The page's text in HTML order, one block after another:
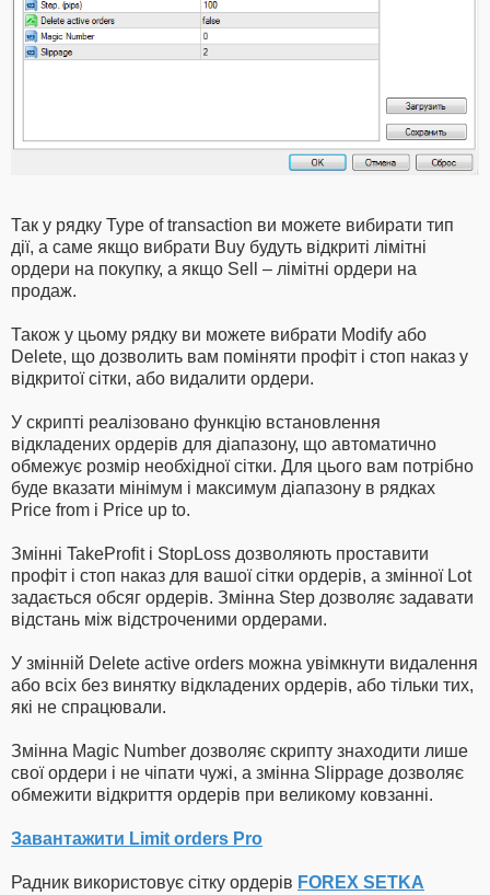
Так у рядку Type of transaction ви можете вибирати тип
дії, а саме якщо вибрати Buy будуть відкриті лімітні
ордери на покупку, а якщо Sell – лімітні ордери на
продаж.
Також у цьому рядку ви можете вибрати Modify або
Delete, що дозволить вам поміняти профіт і стоп наказ у
відкритої сітки, або видалити ордери.
У скрипті реалізовано функцію встановлення
відкладених ордерів для діапазону, що автоматично
обмежує розмір необхідної сітки. Для цього вам потрібно
буде вказати мінімум і максимум діапазону в рядках
Price from і Price up to.
Змінні TakeProfit і StopLoss дозволяють проставити
профіт і стоп наказ для вашої сітки ордерів, а змінної Lot
задається обсяг ордерів. Змінна Step дозволяє задавати
відстань між відстроченими ордерами.
У змінній Delete active orders можна увімкнути видалення
або всіх без винятку відкладених ордерів, або тільки тих,
які не спрацювали.
Змінна Magic Number дозволяє скрипту знаходити лише
свої ордери і не чіпати чужі, а змінна Slippage дозволяє
обмежити відкриття ордерів при великому ковзанні.
Завантажити Limit orders Pro
Радник використовує сітку ордерів FOREX SETKA